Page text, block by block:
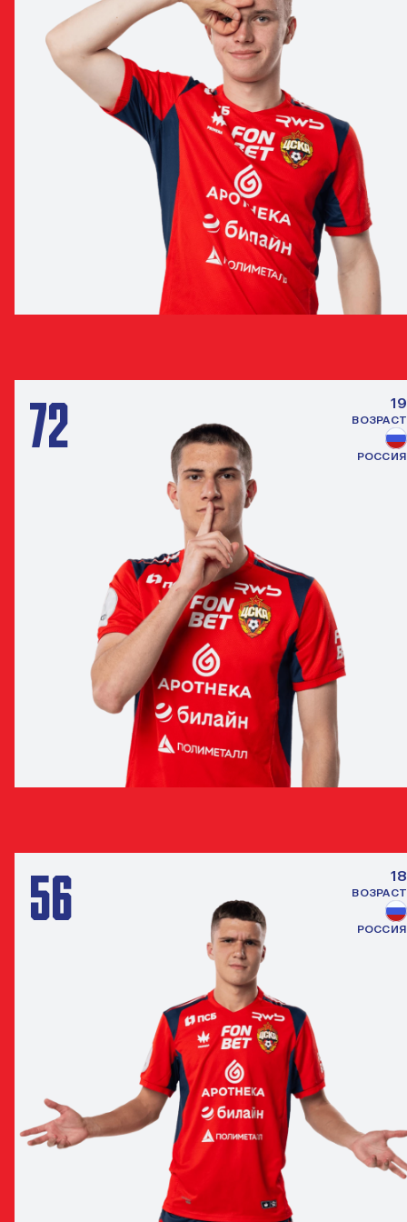
72 19
ВОЗРАСТ
РОССИЯ
56 18
ВОЗРАСТ
РОССИЯ